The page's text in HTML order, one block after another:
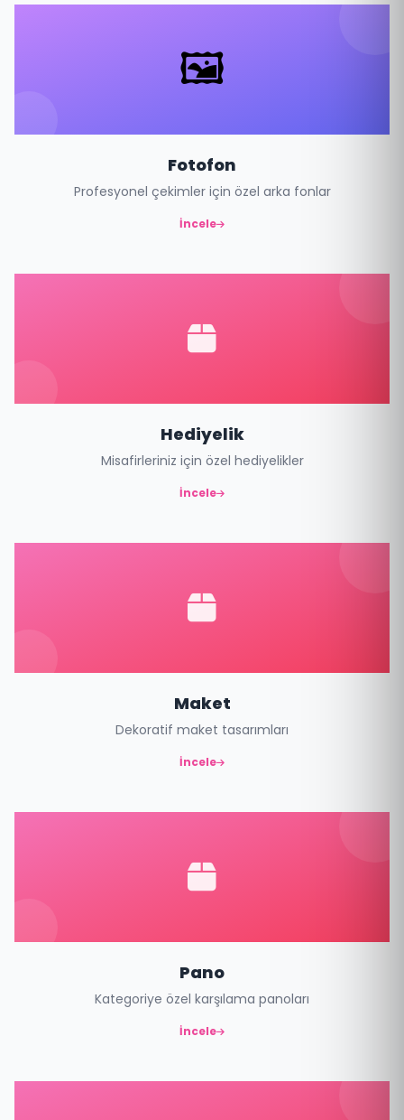
🖼️
Fotofon
Profesyonel çekimler için özel arka fonlar
İncele
Hediyelik
Misafirleriniz için özel hediyelikler
İncele
Maket
Dekoratif maket tasarımları
İncele
Pano
Kategoriye özel karşılama panoları
İncele